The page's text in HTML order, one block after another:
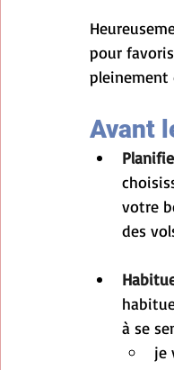
pour
pleinement
Avant
votre
des
à se
je